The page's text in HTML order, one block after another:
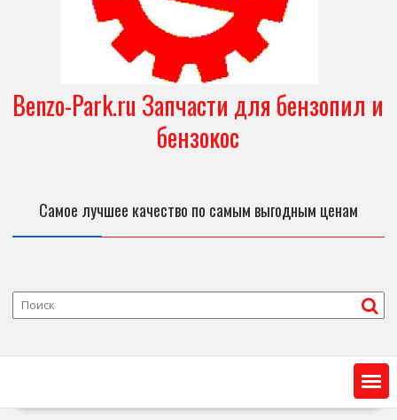
Benzo-Park.ru Запчасти для бензопил и
бензокос
Самое лучшее качество по самым выгодным ценам